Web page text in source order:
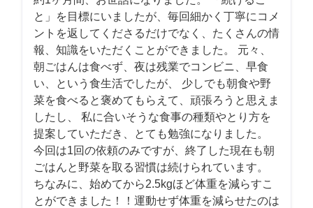
と」を目標にいましたが、毎回細かく丁寧にコメ
ントを返してくださるだけでなく、たくさんの情
報、知識をいただくことができました。 元々、
朝ごはんは食べず、夜は残業でコンビニ、早食
い、という食生活でしたが、 少しでも朝食や野
菜を食べると褒めてもらえて、頑張ろうと思えま
したし、 私に合いそうな食事の種類やとり方を
提案していただき、とても勉強になりました。
今回は1回の依頼のみですが、終了した現在も朝
ごはんと野菜を取る習慣は続けられています。
ちなみに、始めてから2.5kgほど体重を減らすこ
とができました！！運動せず体重を減らせたのは